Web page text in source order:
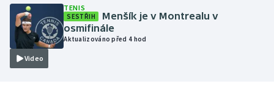
Plážový volejbal
Ragby
Video
TENIS
SESTŘIH
Menšík je v Montrealu v
osmifinále
Aktualizováno před 4 hod